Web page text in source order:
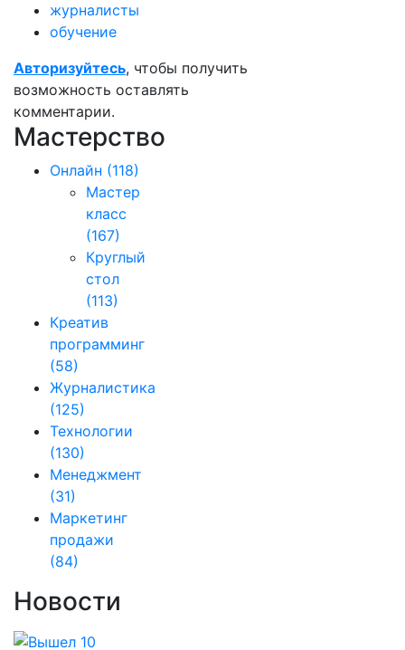
журналисты
обучение
Авторизуйтесь, чтобы получить
возможность оставлять
комментарии.
Мастерство
Онлайн (118)
Мастер
класс
(167)
Круглый
стол
(113)
Креатив
программинг
(58)
Журналистика
(125)
Технологии
(130)
Менеджмент
(31)
Маркетинг
продажи
(84)
Новости